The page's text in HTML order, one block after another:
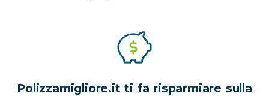
Polizzamigliore.it ti fa risparmiare sulla